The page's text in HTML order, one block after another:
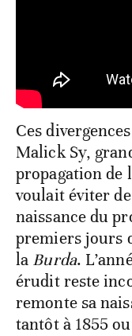
Ces
Malick Sy,
propagation de
voulait éviter
naissance du
premiers jours
la Burda.
érudit reste
remonte sa
tantôt à 1855